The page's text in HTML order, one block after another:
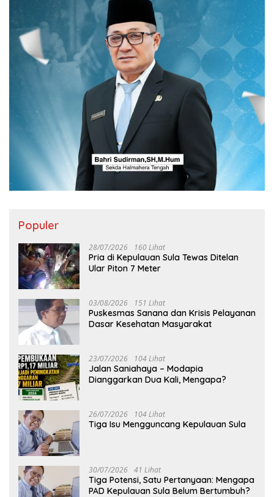
Populer
28/07/2026 160 Lihat
Pria di Kepulauan Sula Tewas Ditelan
Ular Piton 7 Meter
03/08/2026 151 Lihat
Puskesmas Sanana dan Krisis Pelayanan
Dasar Kesehatan Masyarakat
23/07/2026 104 Lihat
Jalan Saniahaya – Modapia
Dianggarkan Dua Kali, Mengapa?
26/07/2026 104 Lihat
Tiga Isu Mengguncang Kepulauan Sula
30/07/2026 41 Lihat
Tiga Potensi, Satu Pertanyaan: Mengapa
PAD Kepulauan Sula Belum Bertumbuh?